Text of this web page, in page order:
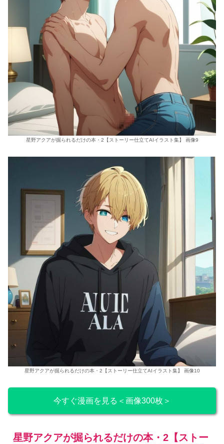
星野アクアが掘られるだけの本・2【ストーリー仕立てAIイラスト集】 画像9
星野アクアが掘られるだけの本・2【ストーリー仕立てAIイラスト集】 画像10
今すぐ漫画を見る＜画像300枚＞
星野アクアが掘られるだけの本・2【ストー